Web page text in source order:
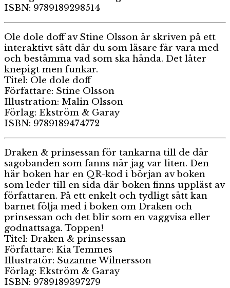
ISBN: 9789189298514
Ole dole doff av Stine Olsson är skriven på ett
interaktivt sätt där du som läsare får vara med
och bestämma vad som ska hända. Det låter
knepigt men funkar.
Titel: Ole dole doff
Författare: Stine Olsson
Illustration: Malin Olsson
Förlag: Ekström & Garay
ISBN: 9789189474772
Draken & prinsessan för tankarna till de där
sagobanden som fanns när jag var liten. Den
här boken har en QR-kod i början av boken
som leder till en sida där boken finns uppläst av
författaren. På ett enkelt och tydligt sätt kan
barnet följa med i boken om Draken och
prinsessan och det blir som en vaggvisa eller
godnattsaga. Toppen!
Titel: Draken & prinsessan
Författare: Kia Temmes
Illustratör: Suzanne Wilnersson
Förlag: Ekström & Garay
ISBN: 9789189397279